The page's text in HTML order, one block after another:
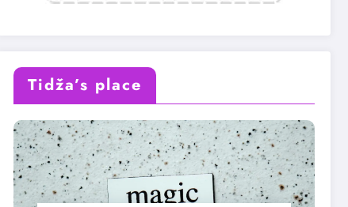
Tidža’s place